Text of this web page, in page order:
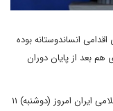
انساندوستانه بوده
بعد از پایان دوران
ناصر کنعانی سخنگوی وزارت امور خارجه جمهوری اسلامی ایران امروز (دوشنبه) ۱۱